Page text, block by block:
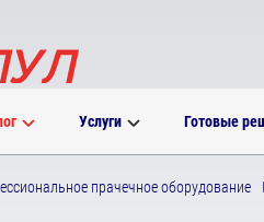
Услуги Готовые
прачечное оборудование